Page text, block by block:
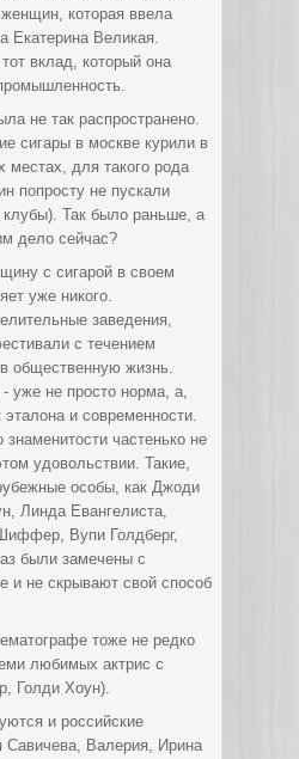
которая ввела
Екатерина Великая.
вклад, который она
не так распространено.
сигары в москве курили в
местах, для такого рода
попросту не пускали
Так было раньше, а
дело сейчас?
с сигарой в своем
уже никого.
заведения,
с течением
общественную жизнь.
уже не просто норма, а,
эталона и современности.
частенько не
удовольствии. Такие,
особы, как Джоди
Линда Евангелиста,
Вупи Голдберг,
были замечены с
и не скрывают свой способ
тоже не редко
любимых актрис с
Голди Хоун).
и российские
Савичева, Валерия, Ирина